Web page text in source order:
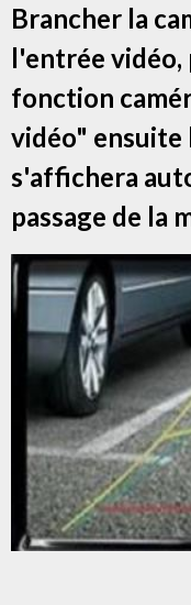
Brancher la
l'entrée vidéo,
fonction
vidéo" ensuite
s'affichera
passage de la